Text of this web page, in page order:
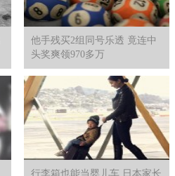
他手残买2组同号乐透 竟连中
头奖爽领970多万
行李箱也能当婴儿车 日本家长